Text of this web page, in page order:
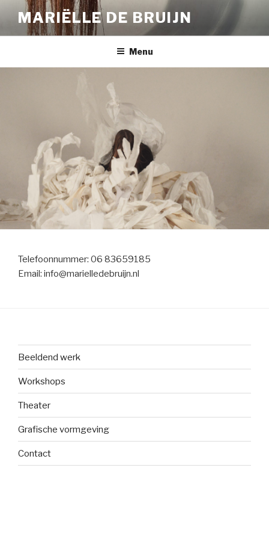
inhoud
MARIËLLE DE BRUIJN
Menu
Telefoonnummer: 06 83659185
Email: info@marielledebruijn.nl
Beeldend werk
Workshops
Theater
Grafische vormgeving
Contact